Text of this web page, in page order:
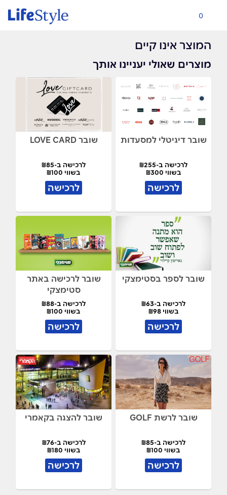
0
המוצר אינו קיים
מוצרים שאולי יעניינו אותך
שובר דיגיטלי למסעדות
לרכישה ב-₪255
בשווי ₪300
לרכישה
שובר LOVE CARD
לרכישה ב-₪85
בשווי ₪100
לרכישה
שובר לספר בסטימצקי
לרכישה ב-₪63
בשווי ₪98
לרכישה
שובר לרכישה באתר
סטימצקי
לרכישה ב-₪88
בשווי ₪100
לרכישה
שובר לרשת GOLF
לרכישה ב-₪85
בשווי ₪100
לרכישה
שובר להצגה בקאמרי
לרכישה ב-₪76
בשווי ₪180
לרכישה